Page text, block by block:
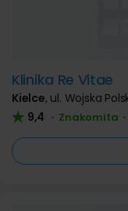
Klinika Re Vitae
Kielce, ul. Wojska
9,4 • Znakomita •